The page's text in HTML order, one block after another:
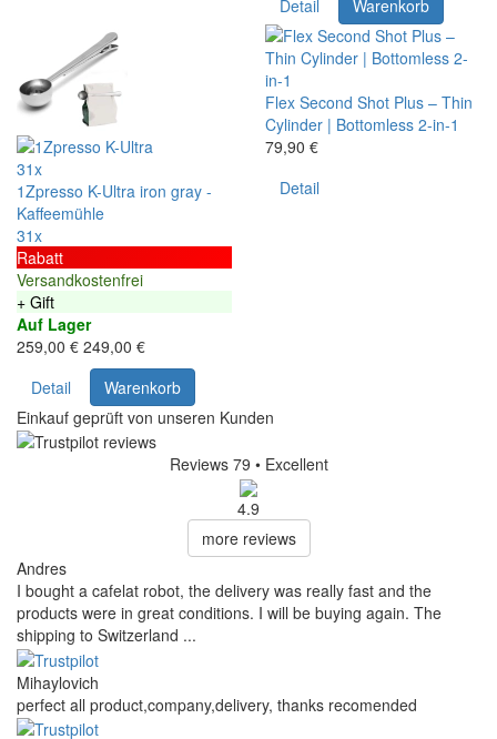
Detail Warenkorb
31x
1Zpresso K-Ultra iron gray -
Kaffeemühle
31x
Rabatt
Versandkostenfrei
+ Gift
Auf Lager
259,00 € 249,00 €
Detail
Warenkorb
Flex Second Shot Plus – Thin
Cylinder | Bottomless 2-in-1
79,90 €
Detail
Einkauf geprüft von unseren Kunden
Reviews 79 • Excellent
4.9
more reviews
Andres
I bought a cafelat robot, the delivery was really fast and the
products were in great conditions. I will be buying again. The
shipping to Switzerland ...
Mihaylovich
perfect all product,company,delivery, thanks recomended